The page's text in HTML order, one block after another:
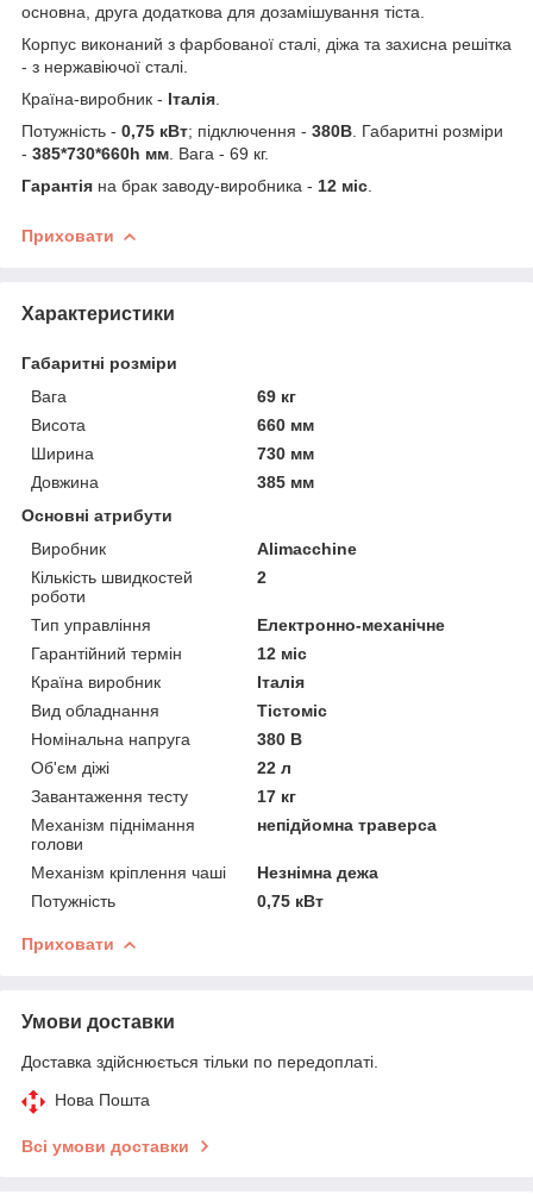
основна, друга додаткова для дозамішування тіста.
Корпус виконаний з фарбованої сталі, діжа та захисна решітка
- з нержавіючої сталі.
Країна-виробник - Італія
Потужність - 0,75 кВт; підключення - 380В . Габаритні розміри
- 385*730*660h мм . Вага - 69 кг.
Гарантія на брак заводу-виробника - 12 міс
Приховати
Характеристики
Габаритні розміри
Вага
69 кг
Висота
660 мм
Ширина
730 мм
Довжина
385 мм
Основні атрибути
Виробник
Alimacchine
Кількість швидкостей
роботи
2
Тип управління
Електронно-механічне
Гарантійний термін
12 міс
Країна виробник
Італія
Вид обладнання
Тістоміс
Номінальна напруга
380 В
Об'єм діжі
22 л
Завантаження тесту
17 кг
Механізм піднімання
голови
непідйомна траверса
Механізм кріплення чаші
Незнімна дежа
Потужність
0,75 кВт
Приховати
Умови доставки
Доставка здійснюється тільки по передоплаті.
Нова Пошта
Всі умови доставки